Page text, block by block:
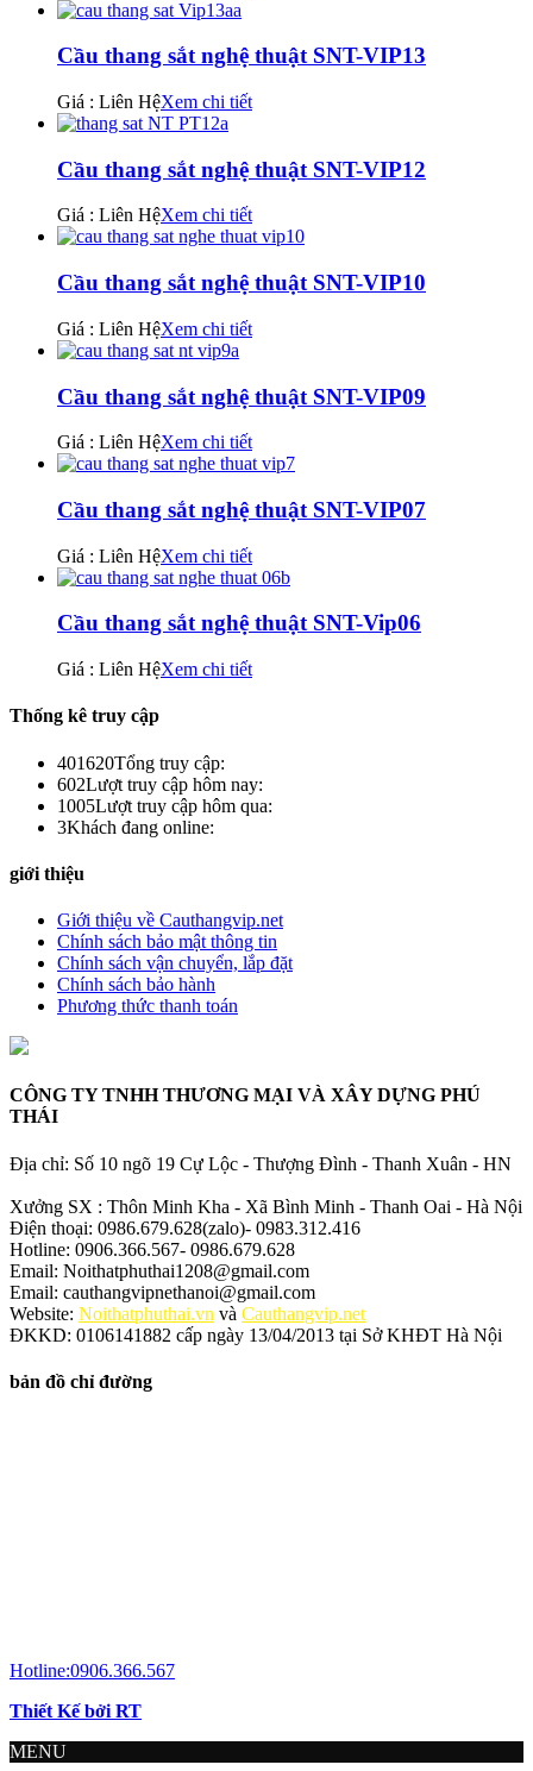
Cầu thang sắt nghệ thuật SNT-VIP13
Giá : Liên HệXem chi tiết
Cầu thang sắt nghệ thuật SNT-VIP12
Giá : Liên HệXem chi tiết
Cầu thang sắt nghệ thuật SNT-VIP10
Giá : Liên HệXem chi tiết
Cầu thang sắt nghệ thuật SNT-VIP09
Giá : Liên HệXem chi tiết
Cầu thang sắt nghệ thuật SNT-VIP07
Giá : Liên HệXem chi tiết
Cầu thang sắt nghệ thuật SNT-Vip06
Giá : Liên HệXem chi tiết
Thống kê truy cập
401620Tổng truy cập:
602Lượt truy cập hôm nay:
1005Lượt truy cập hôm qua:
3Khách đang online:
giới thiệu
Giới thiệu về Cauthangvip.net
Chính sách bảo mật thông tin
Chính sách vận chuyển, lắp đặt
Chính sách bảo hành
Phương thức thanh toán
CÔNG TY TNHH THƯƠNG MẠI VÀ XÂY DỰNG PHÚ
THÁI
Địa chỉ: Số 10 ngõ 19 Cự Lộc - Thượng Đình - Thanh Xuân - HN
Xưởng SX : Thôn Minh Kha - Xã Bình Minh - Thanh Oai - Hà Nội
Điện thoại: 0986.679.628(zalo)- 0983.312.416
Hotline: 0906.366.567- 0986.679.628
Email: Noithatphuthai1208@gmail.com
Email: cauthangvipnethanoi@gmail.com
Website: Noithatphuthai.vn và Cauthangvip.net
ĐKKD: 0106141882 cấp ngày 13/04/2013 tại Sở KHĐT Hà Nội
bản đồ chỉ đường
Hotline:0906.366.567
Thiết Kế bởi RT
MENU